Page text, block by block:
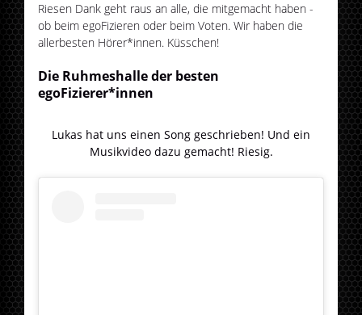
Riesen Dank geht raus an alle, die mitgemacht haben -
ob beim egoFizieren oder beim Voten. Wir haben die
allerbesten Hörer*innen. Küsschen!
Die Ruhmeshalle der besten
egoFizierer*innen
Lukas hat uns einen Song geschrieben! Und ein
Musikvideo dazu gemacht! Riesig.